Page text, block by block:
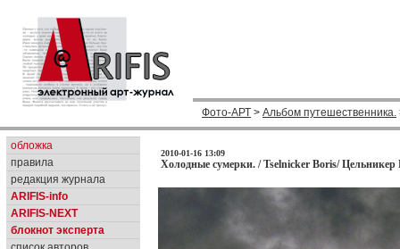
Фото-АРТ > Альбом путешественника.
обложка
правила
редакция журнала
ARIFIS-info
ARIFIS-NEXT
блокнот эксперта
2010-01-16 13:09
Холодные сумерки. / Tselnicker Boris/ Цельникер